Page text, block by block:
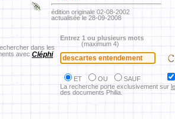
édition originale 02-08-2002
actualisée le 28-09-2008
echercher dans les
avec Cléphi
Entrez 1 ou plusieurs mots
(maximum 4)
ET OU
SAUF
La recherche porte exclusivement sur
des documents Philia.